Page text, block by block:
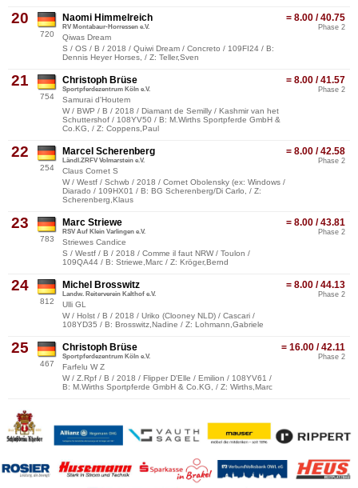
20
720
= 8.00 / 40.75
Phase 2
Naomi Himmelreich
RV Montabaur-Horressen e.V.
Qiwas Dream
S / OS / B / 2018 / Quiwi Dream / Concreto / 109FI24 / B:
Dennis Heyer Horses, / Z: Teller,Sven
21
754
= 8.00 / 41.57
Phase 2
Christoph Brüse
Sportpferdezentrum Köln e.V.
Samurai d'Houtem
W / BWP / B / 2018 / Diamant de Semilly / Kashmir van het
Schuttershof / 108YV50 / B: M.Wirths Sportpferde GmbH &
Co.KG, / Z: Coppens,Paul
22
254
= 8.00 / 42.58
Phase 2
Marcel Scherenberg
Ländl.ZRFV Volmarstein e.V.
Claus Cornet S
W / Westf / Schwb / 2018 / Cornet Obolensky (ex: Windows /
Diarado / 109HX01 / B: BG Scherenberg/Di Carlo, / Z:
Scherenberg,Klaus
23
783
= 8.00 / 43.81
Phase 2
Marc Striewe
RSV Auf Klein Varlingen e.V.
Striewes Candice
S / Westf / B / 2018 / Comme il faut NRW / Toulon /
109QA44 / B: Striewe,Marc / Z: Kröger,Bernd
24
812
= 8.00 / 44.13
Phase 2
Michel Brosswitz
Landw. Reiterverein Kalthof e.V.
Ulli GL
W / Holst / B / 2018 / Uriko (Clooney NLD) / Cascari /
108YD35 / B: Brosswitz,Nadine / Z: Lohmann,Gabriele
25
467
= 16.00 / 42.11
Phase 2
Christoph Brüse
Sportpferdezentrum Köln e.V.
Farfelu W Z
W / Z.Rpf / B / 2018 / Flipper D'Elle / Emilion / 108YV61 /
B: M.Wirths Sportpferde GmbH & Co.KG, / Z: Wirths,Marc